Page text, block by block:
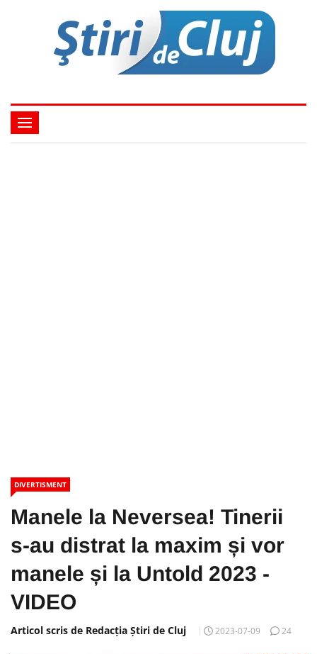
DIVERTISMENT
Manele la Neversea! Tinerii
s-au distrat la maxim și vor
manele și la Untold 2023 -
VIDEO
Articol scris de Redacția Știri de Cluj 2023-07-09 24